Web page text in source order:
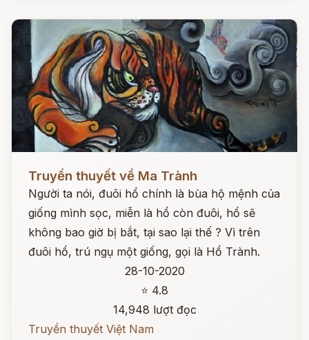
Đọc ngay
Truyền thuyết về Ma Trành
Người ta nói, đuôi hổ chính là bùa hộ mệnh của
giống mình sọc, miễn là hổ còn đuôi, hổ sẽ
không bao giờ bị bắt, tại sao lại thế ? Vì trên
đuôi hổ, trú ngụ một giống, gọi là Hổ Trành.
28-10-2020
⭐ 4.8
14,948 lượt đọc
Truyền thuyết Việt Nam